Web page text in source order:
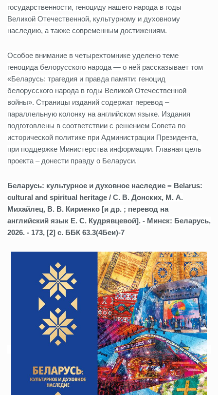
государственности, геноциду нашего народа в годы
Великой Отечественной, культурному и духовному
наследию, а также современным достижениям.
Особое внимание в четырехтомнике уделено теме
геноцида белорусского народа — о ней рассказывает том
«Беларусь: трагедия и правда памяти: геноцид
белорусского народа в годы Великой Отечественной
войны». Страницы изданий содержат перевод –
параллельную колонку на английском языке. Издания
подготовлены в соответствии с решением Совета по
исторической политике при Администрации Президента,
при поддержке Министерства информации. Главная цель
проекта – донести правду о Беларуси.
Беларусь: культурное и духовное наследие = Belarus:
cultural and spiritual heritage / С. В. Донских, М. А.
Михайлец, В. В. Кириенко [и др. ; перевод на
английский язык Е. С. Кудрявцевой]. - Минск: Беларусь,
2026. - 173, [2] с. ББК 63.3(4Беи)-7